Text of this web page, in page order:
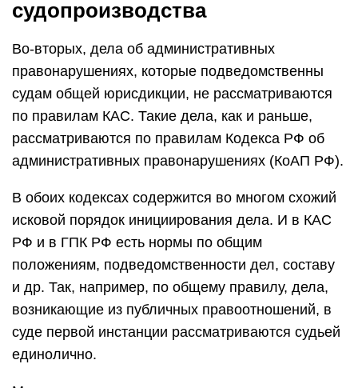
судопроизводства
Во-вторых, дела об административных
правонарушениях, которые подведомственны
судам общей юрисдикции, не рассматриваются
по правилам КАС. Такие дела, как и раньше,
рассматриваются по правилам Кодекса РФ об
административных правонарушениях (КоАП РФ).
В обоих кодексах содержится во многом схожий
исковой порядок инициирования дела. И в КАС
РФ и в ГПК РФ есть нормы по общим
положениям, подведомственности дел, составу
и др. Так, например, по общему правилу, дела,
возникающие из публичных правоотношений, в
суде первой инстанции рассматриваются судьей
единолично.